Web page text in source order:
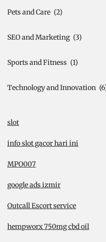
Pets and Care (2)
SEO and Marketing (3)
Sports and Fitness (1)
Technology and Innovation
slot
info slot gacor hari ini
MPO007
google ads izmir
Outcall Escort service
hempworx 750mg cbd oil